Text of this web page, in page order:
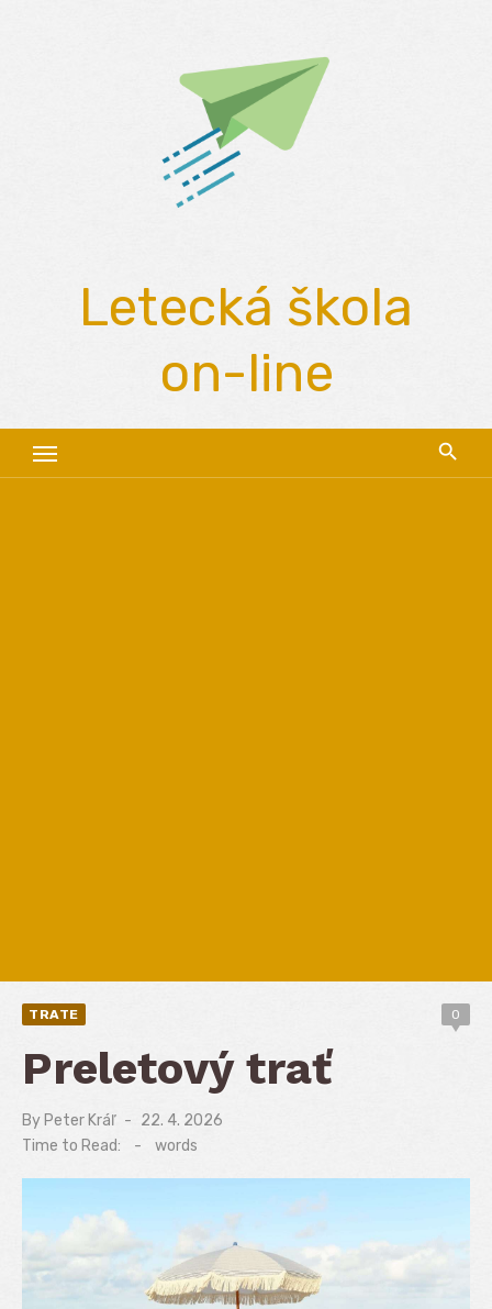
Letecká škola
on-line
TRATE 0
Preletový trať
By Peter Kráľ
Posted
on
22. 4. 2026
Time to Read:
- words